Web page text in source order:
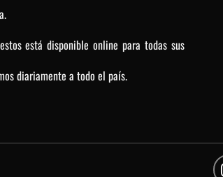
está disponible online para todas sus
diariamente a todo el país.